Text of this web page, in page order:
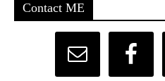
Contact ME